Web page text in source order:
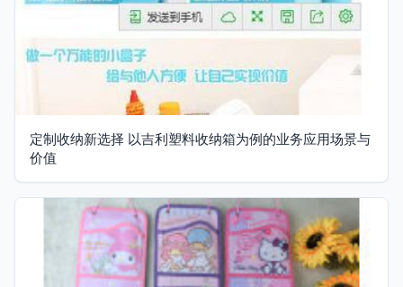
定制收纳新选择 以吉利塑料收纳箱为例的业务应用场景与
价值